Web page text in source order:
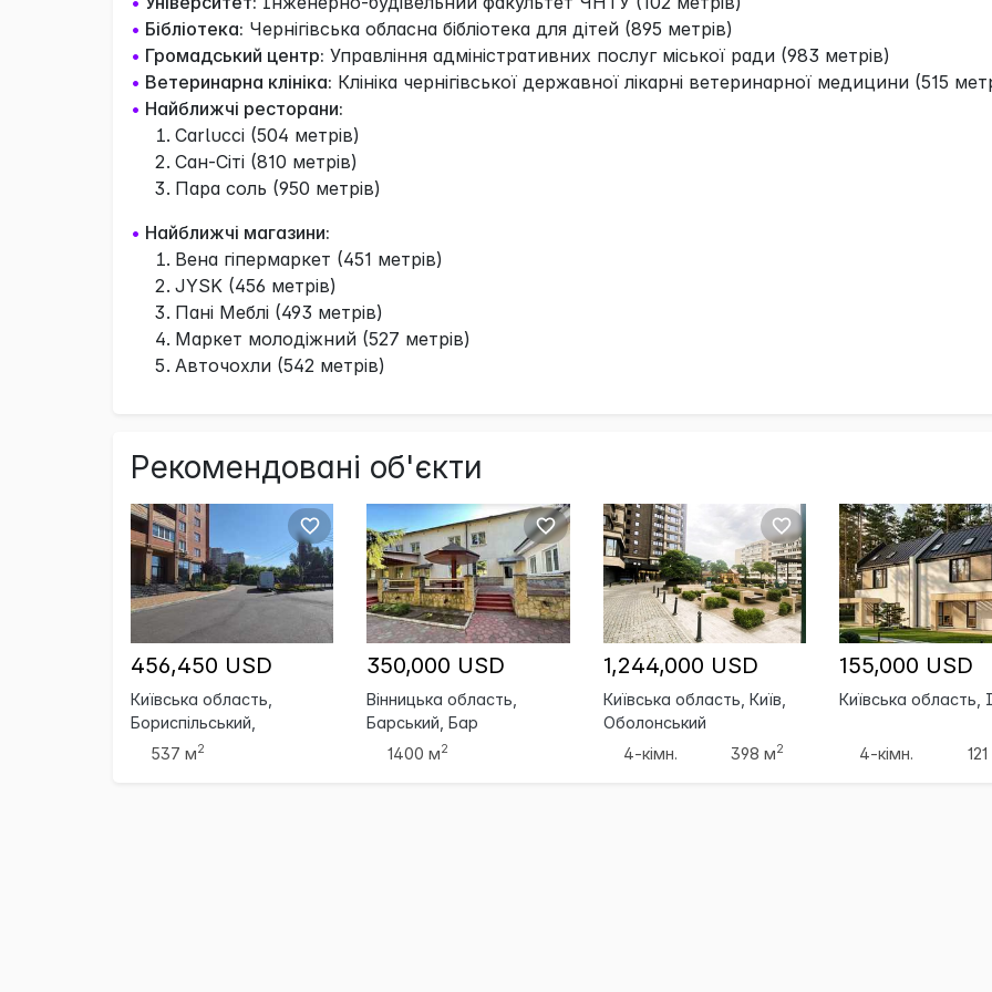
• Бібліотека: Чернігівська обласна бібліотека для дітей (895 метрів)
• Громадський центр: Управління адміністративних послуг міської ради (983 метрів)
• Ветеринарна клініка: Клініка чернігівської державної лікарні ветеринарної медицини (515
• Найближчі ресторани:
Carlucci (504 метрів)
Сан-Сіті (810 метрів)
Пара соль (950 метрів)
• Найближчі магазини:
Вена гіпермаркет (451 метрів)
JYSK (456 метрів)
Пані Меблі (493 метрів)
Маркет молодіжний (527 метрів)
Авточохли (542 метрів)
Рекомендовані об'єкти
456,450 USD
Київська область,
Бориспільський,
Бориспіль
537 м2
350,000 USD
Вінницька область,
Барський, Бар
1400 м2
1,244,000 USD
Київська область, Київ,
Оболонський
4-кімн.
398 м2
155,000 USD
Київська область,
4-кімн.